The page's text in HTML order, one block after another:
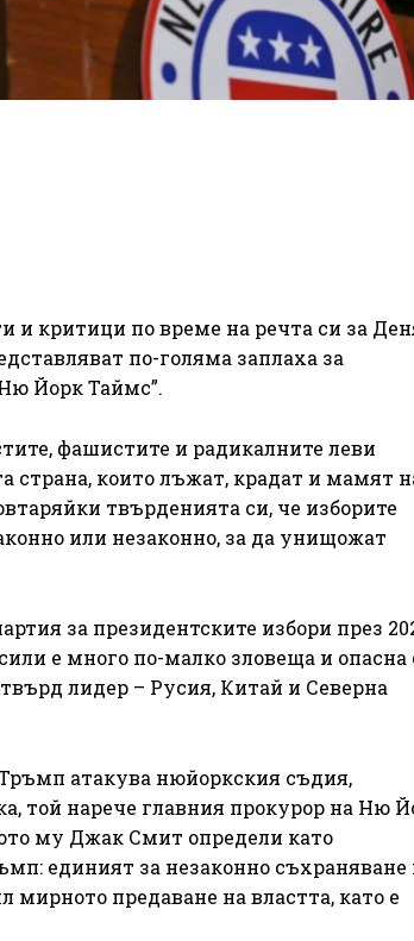
критици по време на речта си за
по-голяма заплаха за
Йорк Таймс”.
фашистите и радикалните леви
страна, които лъжат, крадат и мамят
твърденията си, че изборите
или незаконно, за да унищожат
за президентските избори през
е много по-малко зловеща и опасна
лидер – Русия, Китай и Северна
атакува нюйоркския съдия,
той нарече главния прокурор на Ню
му Джак Смит определи като
единият за незаконно съхраняване
предаване на властта, като е